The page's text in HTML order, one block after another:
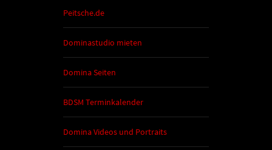
Peitsche.de
Dominastudio mieten
Domina Seiten
BDSM Terminkalender
Domina Videos und Portraits